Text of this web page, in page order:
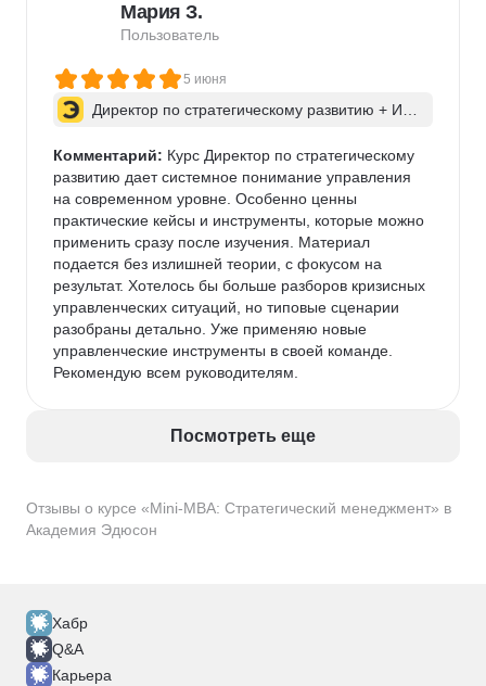
Отзывы о курсе «Mini-MBA: Стратегический менеджмент» в
Академия Эдюсон
Мария З.
Пользователь
5 июня
Директор по стратегическому развитию + ИИ
Комментарий: Курс Директор по стратегическому
развитию дает системное понимание управления
на современном уровне. Особенно ценны
практические кейсы и инструменты, которые можно
применить сразу после изучения. Материал
подается без излишней теории, с фокусом на
результат. Хотелось бы больше разборов кризисных
управленческих ситуаций, но типовые сценарии
разобраны детально. Уже применяю новые
управленческие инструменты в своей команде.
Рекомендую всем руководителям.
Посмотреть еще
Хабр
Q&A
Карьера